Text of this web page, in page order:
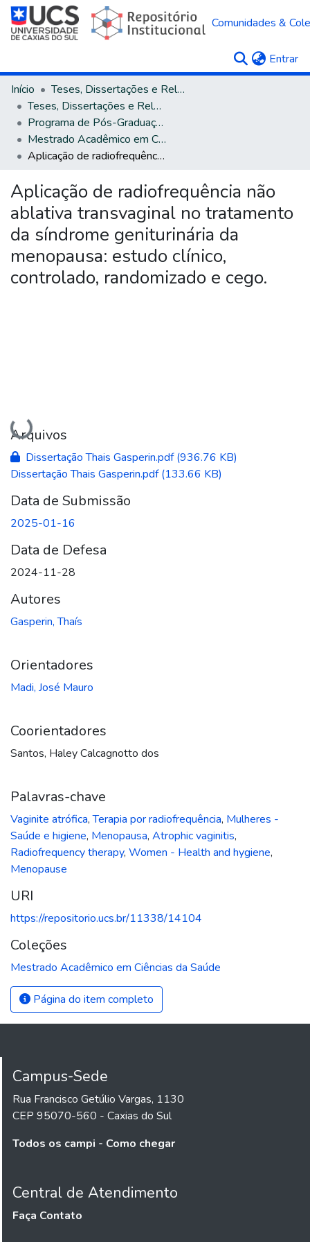
Comunidades &
Entrar
Início
Teses, Dissertações e Relatórios
Teses, Dissertações e Relatórios defendidos na UCS
Programa de Pós-Graduação em Ciências da Saúde
Mestrado Acadêmico em Ciências da Saúde
Aplicação de radiofrequência não ablativa transvaginal no tratamento da síndrome geniturinária da menopausa: estudo clínico, controlado, randomizado e cego.
Aplicação de radiofrequência não
ablativa transvaginal no tratamento
da síndrome geniturinária da
menopausa: estudo clínico,
controlado, randomizado e cego.
Carregando...
Arquivos
Dissertação Thais Gasperin.pdf(936.76 KB)
Dissertação Thais Gasperin.pdf(133.66 KB)
Data de Submissão
2025-01-16
Data de Defesa
2024-11-28
Autores
Gasperin, Thaís
Orientadores
Madi, José Mauro
Coorientadores
Santos, Haley Calcagnotto dos
Palavras-chave
Vaginite atrófica,Terapia por radiofrequência, Mulheres -
Saúde e higiene, Menopausa, Atrophic vaginitis,
Radiofrequency therapy, Women - Health and hygiene,
Menopause
URI
https://repositorio.ucs.br/11338/14104
Coleções
Mestrado Acadêmico em Ciências da Saúde
Página do item completo
Campus-Sede
Rua Francisco Getúlio Vargas, 1130
CEP 95070-560 - Caxias do Sul
Todos os campi - Como chegar
Central de Atendimento
Faça Contato